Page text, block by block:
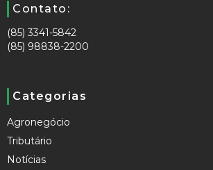
Contato:
(85) 3341-5842
(85) 98838-2200
Categorias
Agronegócio
Tributário
Notícias